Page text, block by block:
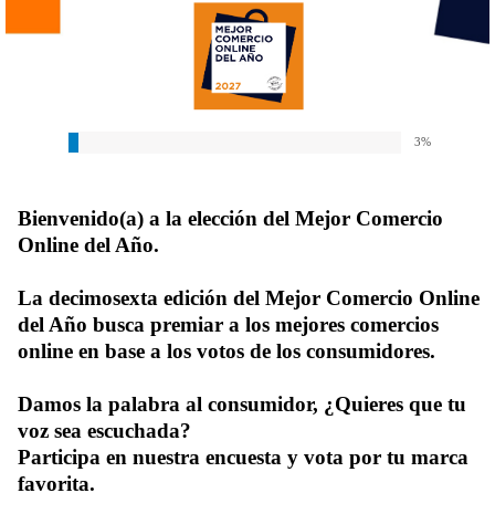
3%
Bienvenido(a) a la elección del Mejor Comercio
Online del Año.
La decimosexta edición del Mejor Comercio Online
del Año busca premiar a los mejores comercios
online en base a los votos de los consumidores.
Damos la palabra al consumidor, ¿Quieres que tu
voz sea escuchada?
Participa en nuestra encuesta y vota por tu marca
favorita.